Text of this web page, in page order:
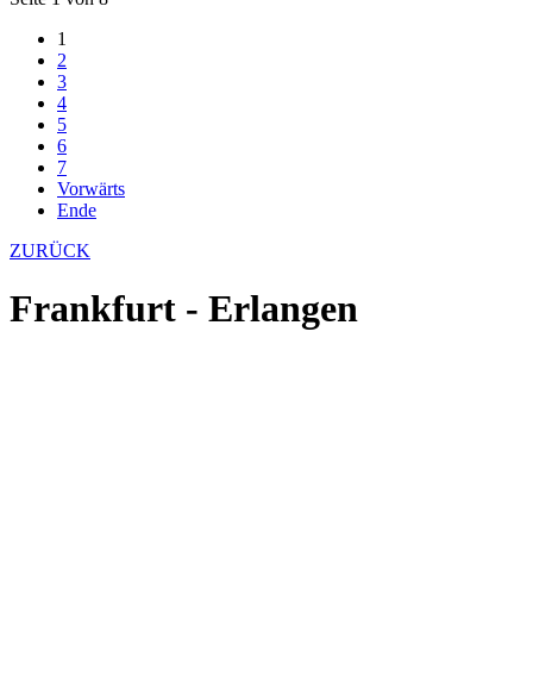
1
2
3
4
5
6
7
Vorwärts
Ende
ZURÜCK
Frankfurt - Erlangen